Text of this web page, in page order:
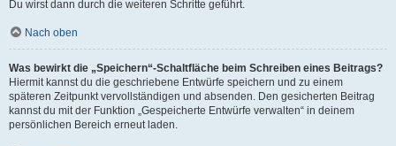
Du wirst dann durch die weiteren Schritte geführt.
Nach oben
Was bewirkt die „Speichern“-Schaltfläche beim Schreiben eines Beitrags?
Hiermit kannst du die geschriebene Entwürfe speichern und zu einem
späteren Zeitpunkt vervollständigen und absenden. Den gesicherten Beitrag
kannst du mit der Funktion „Gespeicherte Entwürfe verwalten“ in deinem
persönlichen Bereich erneut laden.